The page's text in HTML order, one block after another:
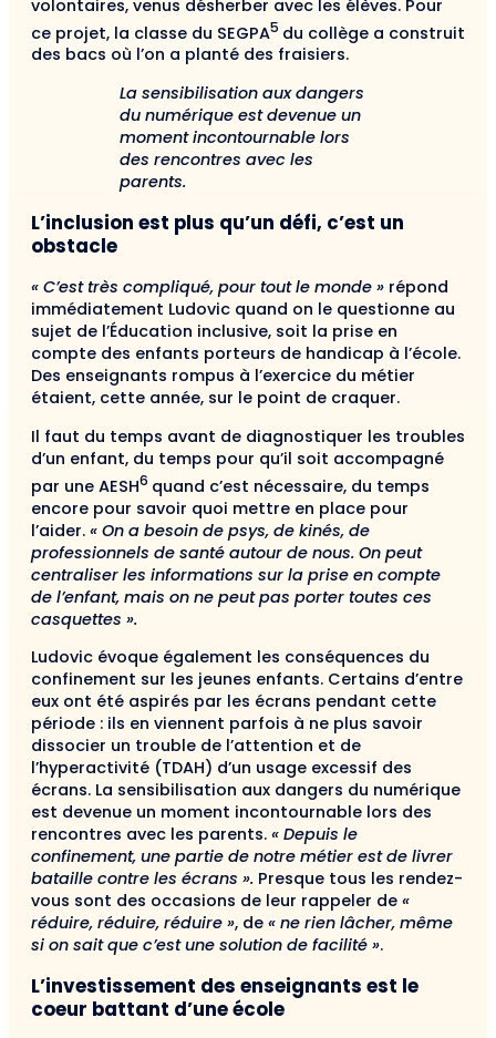
volontaires, venus désherber avec les élèves. Pour
ce projet, la classe du SEGPA5 du collège a construit
des bacs où l’on a planté des fraisiers.
La sensibilisation aux dangers
du numérique est devenue un
moment incontournable lors
des rencontres avec les
parents.
L’inclusion est plus qu’un défi, c’est un
obstacle
« C’est très compliqué, pour tout le monde » répond
immédiatement Ludovic quand on le questionne au
sujet de l’Éducation inclusive, soit la prise en
compte des enfants porteurs de handicap à l’école.
Des enseignants rompus à l’exercice du métier
étaient, cette année, sur le point de craquer.
Il faut du temps avant de diagnostiquer les troubles
d’un enfant, du temps pour qu’il soit accompagné
par une AESH6 quand c’est nécessaire, du temps
encore pour savoir quoi mettre en place pour
l’aider. « On a besoin de psys, de kinés, de
professionnels de santé autour de nous. On peut
centraliser les informations sur la prise en compte
de l’enfant, mais on ne peut pas porter toutes ces
casquettes ».
Ludovic évoque également les conséquences du
confinement sur les jeunes enfants. Certains d’entre
eux ont été aspirés par les écrans pendant cette
période : ils en viennent parfois à ne plus savoir
dissocier un trouble de l’attention et de
l’hyperactivité (TDAH) d’un usage excessif des
écrans. La sensibilisation aux dangers du numérique
est devenue un moment incontournable lors des
rencontres avec les parents. « Depuis le
confinement, une partie de notre métier est de livrer
bataille contre les écrans ». Presque tous les rendez-
vous sont des occasions de leur rappeler de «
réduire, réduire, réduire », de « ne rien lâcher, même
si on sait que c’est une solution de facilité ».
L’investissement des enseignants est le
coeur battant d’une école